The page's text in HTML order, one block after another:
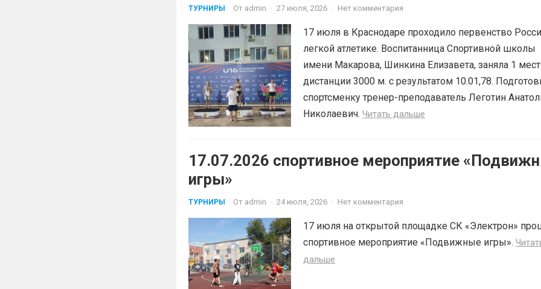
ТУРНИРЫ От admin · 27 июля, 2026 · Нет комментария
17 июля в Краснодаре проходило первенство
легкой атлетике. Воспитанница Спортивной школы
имени Макарова, Шинкина Елизавета, заняла 1
дистанции 3000 м. с результатом 10.01,78.
спортсменку тренер-преподаватель Леготин
Николаевич. Читать дальше
17.07.2026 спортивное мероприятие
игры»
ТУРНИРЫ От admin · 24 июля, 2026 · Нет комментария
17 июля на открытой площадке СК «Электрон»
спортивное мероприятие «Подвижные игры».
дальше